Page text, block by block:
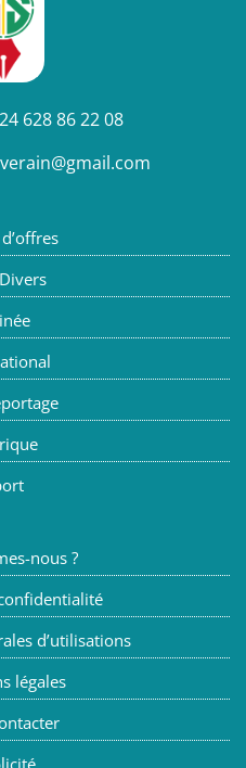
628 86 22 08
nous ?
d’utilisations
légales